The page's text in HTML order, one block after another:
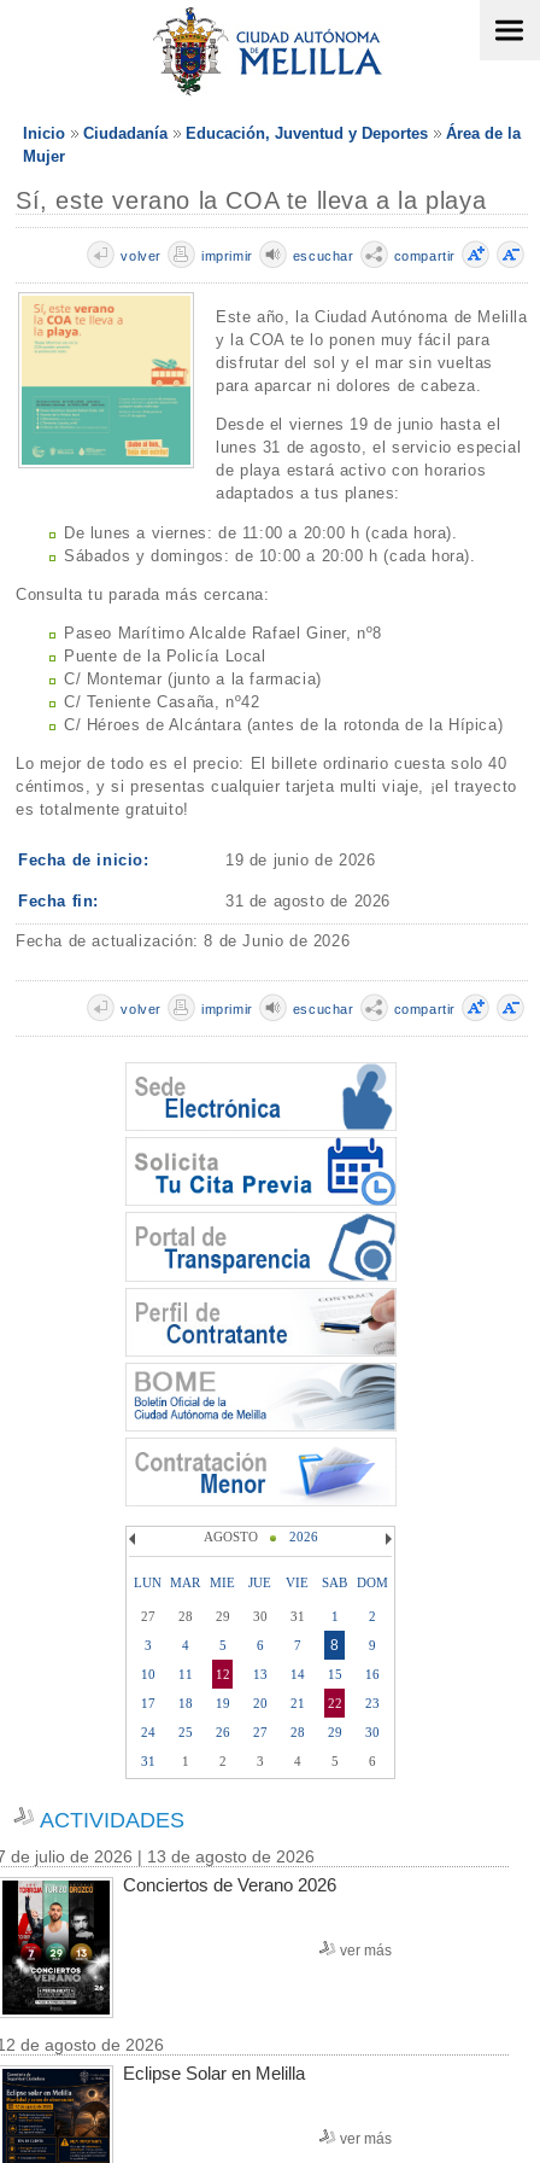
Inicio Ciudadanía Educación, Juventud y Deportes
Área de la
Mujer
Sí, este verano la COA te lleva a la playa
compartir
escuchar
imprimir
volver
Este año, la Ciudad Autónoma de Melilla
y la COA te lo ponen muy fácil para
disfrutar del sol y el mar sin vueltas
para aparcar ni dolores de cabeza.
Desde el viernes 19 de junio hasta el
lunes 31 de agosto, el servicio especial
de playa estará activo con horarios
adaptados a tus planes:
De lunes a viernes: de 11:00 a 20:00 h (cada hora).
Sábados y domingos: de 10:00 a 20:00 h (cada hora).
Consulta tu parada más cercana:
Paseo Marítimo Alcalde Rafael Giner, nº8
Puente de la Policía Local
C/ Montemar (junto a la farmacia)
C/ Teniente Casaña, nº42
C/ Héroes de Alcántara (antes de la rotonda de la Hípica)
Lo mejor de todo es el precio: El billete ordinario cuesta solo 40
céntimos, y si presentas cualquier tarjeta multi viaje, ¡el trayecto
es totalmente gratuito!
Fecha de inicio: 19 de junio de 2026
Fecha fin: 31 de agosto de 2026
Fecha de actualización: 8 de Junio de 2026
compartir
escuchar
imprimir
volver
AGOSTO 2026
LUN MAR MIE JUE VIE SAB DOM
27 28 29 30 31 1
2
3
4 5 6 7 8
9
10
11 12 13 14 15
16
17
18 19 20 21 22
23
24
25 26 27 28 29
30
31
1 2 3 4 5 6
ACTIVIDADES
de julio de 2026 | 13 de agosto de 2026
Conciertos de Verano 2026
ver más
de agosto de 2026
Eclipse Solar en Melilla
ver más